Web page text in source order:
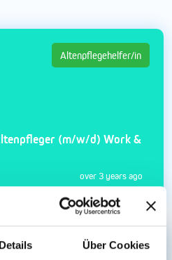
Details Über Cookies
Altenpflegehelfer/in
(m/w/d) Work &
over 3 years ago
Gesundheits- und Krankenpfleger/in